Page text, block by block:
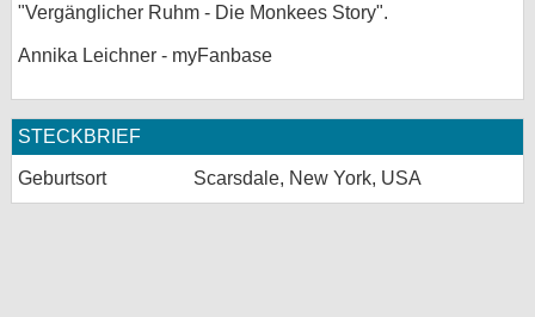
"Vergänglicher Ruhm - Die Monkees Story".
Annika Leichner - myFanbase
STECKBRIEF
Geburtsort Scarsdale, New York, USA
bei X
Kontakt
Nutzungsbedingungen